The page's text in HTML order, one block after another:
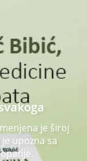
je široj
upozna sa